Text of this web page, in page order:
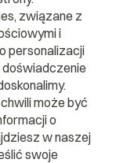
związane z
i
personalizacji
doświadczenie
może być
o
w naszej
swoje